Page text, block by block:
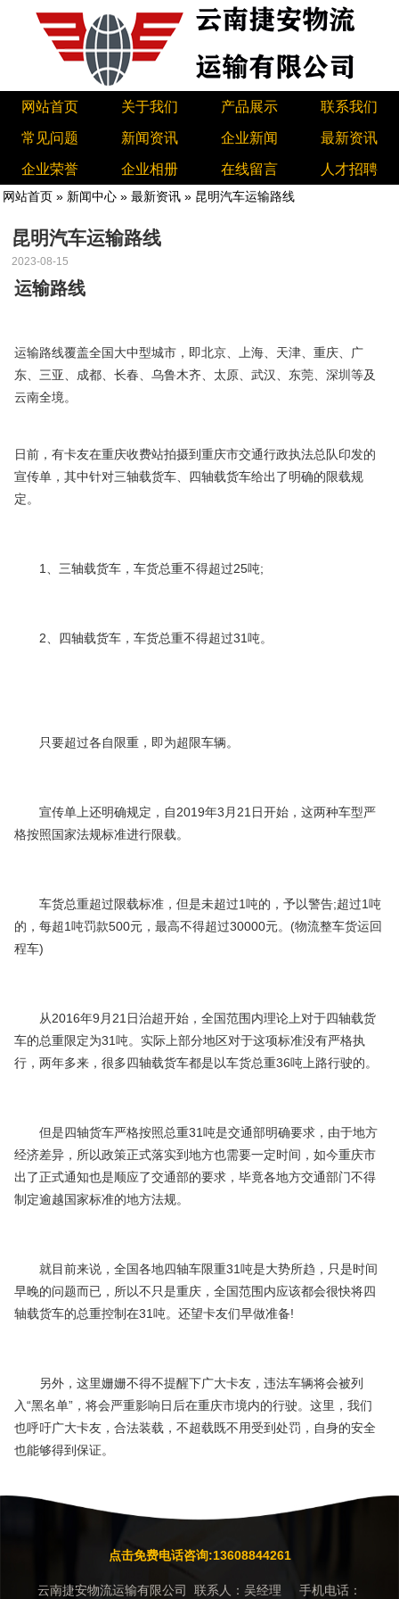
网站首页 关于我们 产品展示 联系我们
常见问题 新闻资讯 企业新闻 最新资讯
企业荣誉 企业相册 在线留言 人才招聘
网站首页 » 新闻中心 » 最新资讯 » 昆明汽车运输路线
昆明汽车运输路线
2023-08-15
运输路线
运输路线覆盖全国大中型城市，即北京、上海、天津、重庆、广
东、三亚、成都、长春、乌鲁木齐、太原、武汉、东莞、深圳等及
云南全境。
日前，有卡友在重庆收费站拍摄到重庆市交通行政执法总队印发的
宣传单，其中针对三轴载货车、四轴载货车给出了明确的限载规
定。
1、三轴载货车，车货总重不得超过25吨;
2、四轴载货车，车货总重不得超过31吨。
只要超过各自限重，即为超限车辆。
宣传单上还明确规定，自2019年3月21日开始，这两种车型严
格按照国家法规标准进行限载。
车货总重超过限载标准，但是未超过1吨的，予以警告;超过1吨
的，每超1吨罚款500元，最高不得超过30000元。(物流整车货运回
程车)
从2016年9月21日治超开始，全国范围内理论上对于四轴载货
车的总重限定为31吨。实际上部分地区对于这项标准没有严格执
行，两年多来，很多四轴载货车都是以车货总重36吨上路行驶的。
但是四轴货车严格按照总重31吨是交通部明确要求，由于地方
经济差异，所以政策正式落实到地方也需要一定时间，如今重庆市
出了正式通知也是顺应了交通部的要求，毕竟各地方交通部门不得
制定逾越国家标准的地方法规。
就目前来说，全国各地四轴车限重31吨是大势所趋，只是时间
早晚的问题而已，所以不只是重庆，全国范围内应该都会很快将四
轴载货车的总重控制在31吨。还望卡友们早做准备!
另外，这里姗姗不得不提醒下广大卡友，违法车辆将会被列
入“黑名单”，将会严重影响日后在重庆市境内的行驶。这里，我们
也呼吁广大卡友，合法装载，不超载既不用受到处罚，自身的安全
也能够得到保证。
点击免费电话咨询:13608844261
云南捷安物流运输有限公司 联系人：吴经理 手机电话：